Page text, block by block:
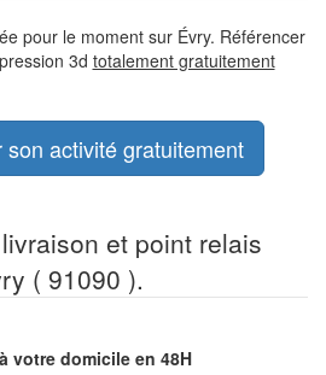
pour le moment sur Évry. Référencer
3d totalement gratuitement
son activité gratuitement
et point relais
( 91090 ).
votre domicile en 48H